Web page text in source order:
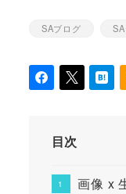
カテゴリー
SAブログ カテ
目次
画像 x